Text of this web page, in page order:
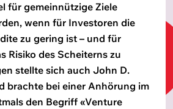
für gemeinnützige Ziele
wenn für Investoren die
zu gering ist – und für
Risiko des Scheiterns zu
stellte sich auch John D.
brachte bei einer Anhörung im
den Begriff «Venture